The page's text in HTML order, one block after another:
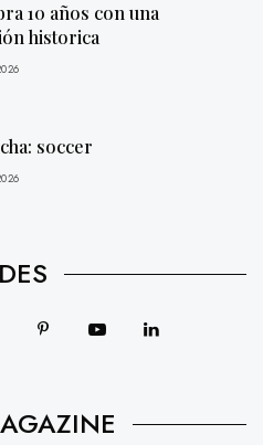
10 años con una
historica
soccer